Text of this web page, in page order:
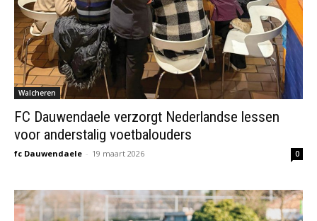
Walcheren
FC Dauwendaele verzorgt Nederlandse lessen
voor anderstalig voetbalouders
fc Dauwendaele - 19 maart 2026 0